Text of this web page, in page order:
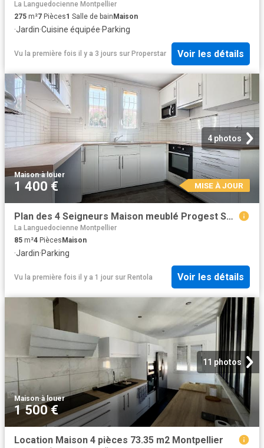
La Languedocienne Montpellier
275 m²7 Pièces1 Salle de bain Maison
·Jardin·Cuisine équipée·Parking
Vu la première fois il y a 3 jours sur Properstar Voir les détails
4 photos
Maison·à louer
1 400 € MISE À JOUR
Plan des 4 Seigneurs Maison meublé Progest Spécialiste de la gestion locative à Montpellier et sa périphérie
La Languedocienne Montpellier
85 m²4 PiècesMaison
·Jardin·Parking
Vu la première fois il y a 1 jour sur Rentola Voir les détails
11 photos
Maison·à louer
1 500 €
Location Maison 4 pièces 73.35 m2 Montpellier